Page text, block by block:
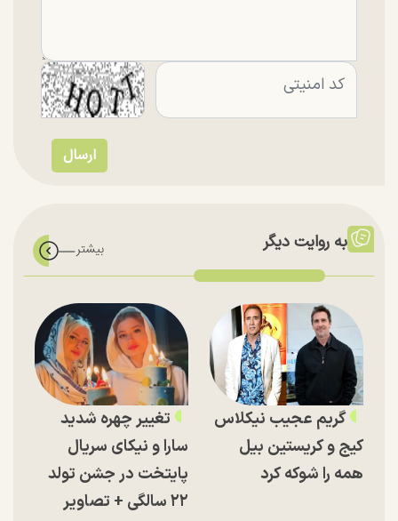
به روایت دیگر
گریم عجیب نیکلاس
کیج و کریستین بیل
همه را شوکه کرد
تغییر چهره شدید
سارا و نیکای سریال
پایتخت در جشن تولد
۲۲ سالگی + تصاویر